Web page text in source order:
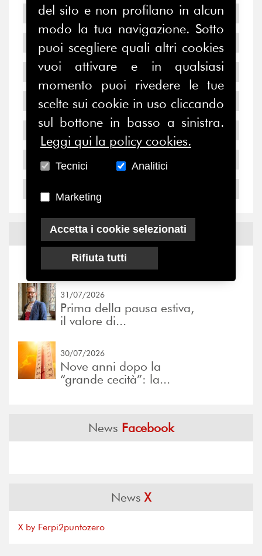
2010
2008
2007
2006
2005
Notizie edEventi
31/07/2026
Prima della pausa estiva,
il valore di...
30/07/2026
Nove anni dopo la
“grande cecità”: la...
News Facebook
News X
X by Ferpi2puntozero
del sito e non profilano in alcun
modo la tua navigazione. Sotto
puoi scegliere quali altri cookies
vuoi attivare e in qualsiasi
momento puoi rivedere le tue
scelte sui cookie in uso cliccando
sul bottone in basso a sinistra.
Leggi qui la policy cookies.
Tecnici Analitici
Marketing
Accetta i cookie selezionati
Rifiuta tutti